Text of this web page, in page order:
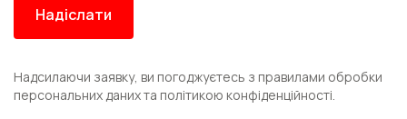
Надсилаючи заявку, ви погоджуєтесь з правилами обробки
персональних даних та політикою конфіденційності.